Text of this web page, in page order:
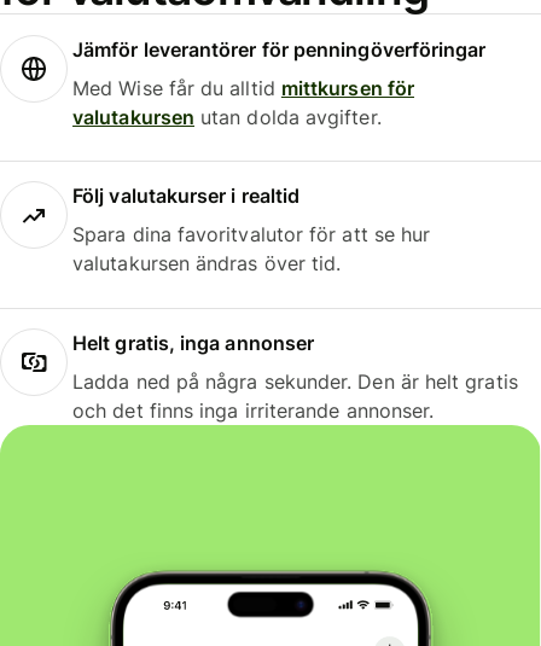
Jämför leverantörer för penningöverföringar
Med Wise får du alltid mittkursen för
valutakursen utan dolda avgifter.
Följ valutakurser i realtid
Spara dina favoritvalutor för att se hur
valutakursen ändras över tid.
Helt gratis, inga annonser
Ladda ned på några sekunder. Den är helt gratis
och det finns inga irriterande annonser.